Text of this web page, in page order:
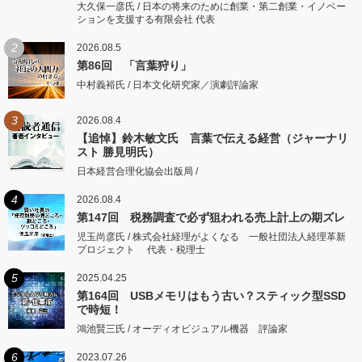
大久保一彦氏 / 日本の将来のために創業・第二創業・イノベー
ションを支援する有限会社 代表
2 2026.08.5
第86回 「言葉狩り」
中村義裕氏 / 日本文化研究家／演劇評論家
3 2026.08.4
【追悼】鈴木敏文氏 言葉で伝える経営（ジャーナリ
スト 勝見明氏）
日本経営合理化協会出版局 /
4 2026.08.4
第147回 税務調査で必ず狙われる売上計上の期ズレ
児玉尚彦氏 / 株式会社経理がよくなる 一般社団法人経理革新
プロジェクト 代表・税理士
5 2025.04.25
第164回 USBメモリはもう古い？スティック型SSD
で時短！
鴻池賢三氏 / オーディオビジュアル機器 評論家
6 2023.07.26